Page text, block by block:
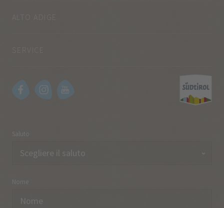
ALTO ADIGE
Saluto
Nome